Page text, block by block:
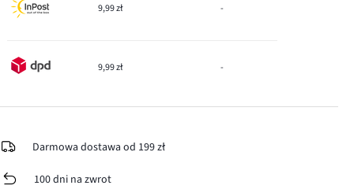
9,99 zł -
9,99 zł -
Darmowa dostawa od 199 zł
100 dni na zwrot